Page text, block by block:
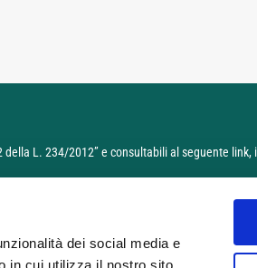
dei social media e
L. 234/2012” e consultabili al seguente link,